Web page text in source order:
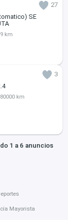
27
SE
km
3
km
1 a 6 anuncios
Mayorista